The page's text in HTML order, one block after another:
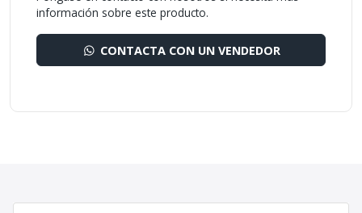
información sobre este producto.
CONTACTA CON UN VENDEDOR